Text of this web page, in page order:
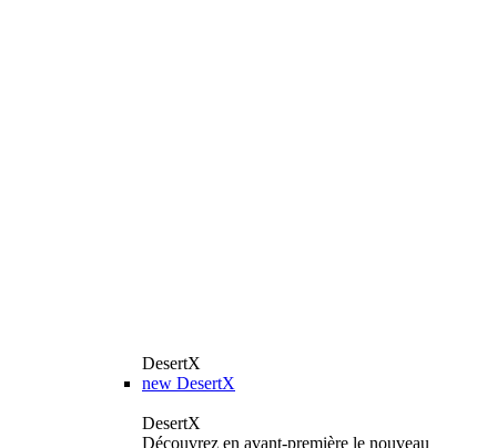
DesertX
new DesertX
DesertX
Découvrez en avant-première le nouveau